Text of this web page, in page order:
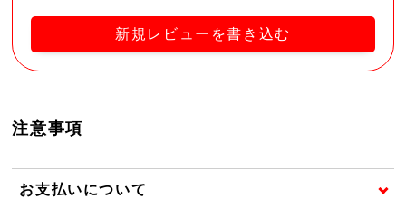
新規レビューを書き込む
注意事項
お支払いについて